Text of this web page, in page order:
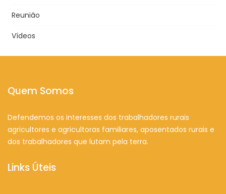
Reunião
Vídeos
Quem Somos
Defendemos os interesses dos trabalhadores rurais
agricultores e agricultoras familiares, aposentados rurais e
dos trabalhadores que lutam pela terra.
Links Úteis